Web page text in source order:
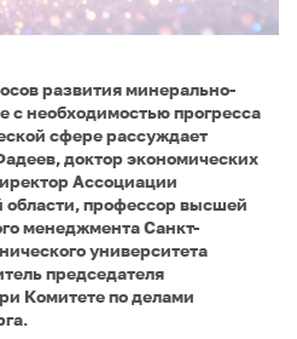
развития минерально-
с необходимостью прогресса
сфере рассуждает
доктор экономических
Ассоциации
профессор высшей
менеджмента Санкт-
университета
председателя
Комитете по делами